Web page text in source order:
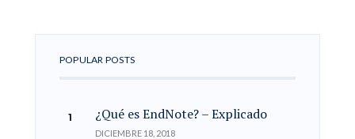
POPULAR POSTS
¿Qué es EndNote? – Explicado
DICIEMBRE 18, 2018